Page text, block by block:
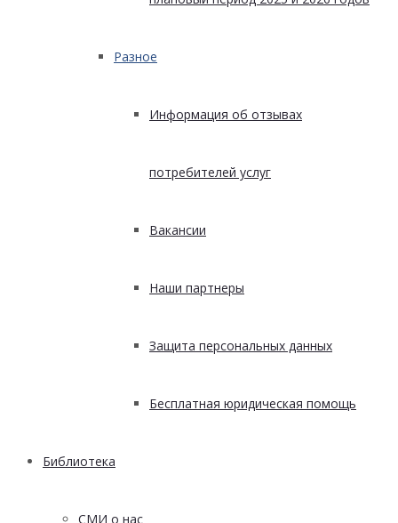
Разное
Информация об отзывах
потребителей услуг
Вакансии
Наши партнеры
Защита персональных данных
Бесплатная юридическая помощь
Библиотека
СМИ о нас